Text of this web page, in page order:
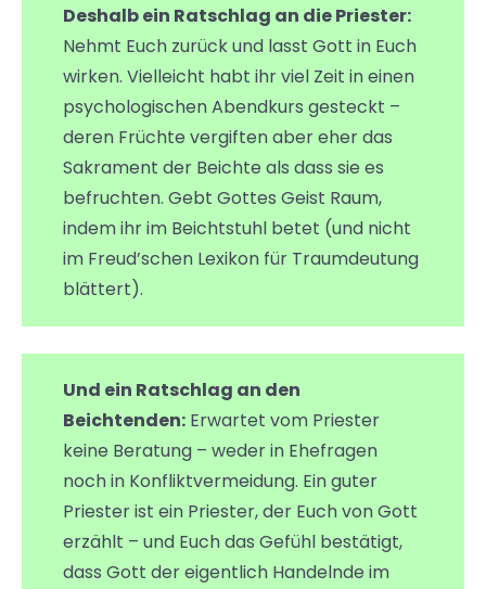
Deshalb ein Ratschlag an die Priester:
Nehmt Euch zurück und lasst Gott in Euch
wirken. Vielleicht habt ihr viel Zeit in einen
psychologischen Abendkurs gesteckt –
deren Früchte vergiften aber eher das
Sakrament der Beichte als dass sie es
befruchten. Gebt Gottes Geist Raum,
indem ihr im Beichtstuhl betet (und nicht
im Freud’schen Lexikon für Traumdeutung
blättert).
Und ein Ratschlag an den
Beichtenden: Erwartet vom Priester
keine Beratung – weder in Ehefragen
noch in Konfliktvermeidung. Ein guter
Priester ist ein Priester, der Euch von Gott
erzählt – und Euch das Gefühl bestätigt,
dass Gott der eigentlich Handelnde im